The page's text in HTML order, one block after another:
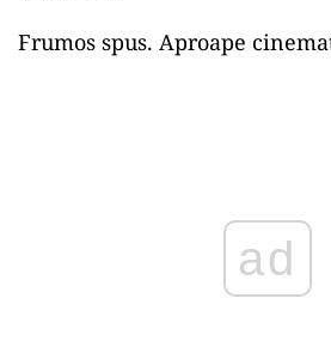
Frumos spus. Aproape